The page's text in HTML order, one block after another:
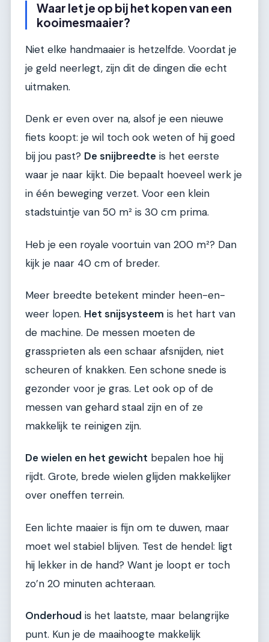
Waar let je op bij het kopen van een
kooimesmaaier?
Niet elke handmaaier is hetzelfde. Voordat je
je geld neerlegt, zijn dit de dingen die echt
uitmaken.
Denk er even over na, alsof je een nieuwe
fiets koopt: je wil toch ook weten of hij goed
bij jou past? De snijbreedte is het eerste
waar je naar kijkt. Die bepaalt hoeveel werk je
in één beweging verzet. Voor een klein
stadstuintje van 50 m² is 30 cm prima.
Heb je een royale voortuin van 200 m²? Dan
kijk je naar 40 cm of breder.
Meer breedte betekent minder heen-en-
weer lopen. Het snijsysteem is het hart van
de machine. De messen moeten de
grassprieten als een schaar afsnijden, niet
scheuren of knakken. Een schone snede is
gezonder voor je gras. Let ook op of de
messen van gehard staal zijn en of ze
makkelijk te reinigen zijn.
De wielen en het gewicht bepalen hoe hij
rijdt. Grote, brede wielen glijden makkelijker
over oneffen terrein.
Een lichte maaier is fijn om te duwen, maar
moet wel stabiel blijven. Test de hendel: ligt
hij lekker in de hand? Want je loopt er toch
zo’n 20 minuten achteraan.
Onderhoud is het laatste, maar belangrijke
punt. Kun je de maaihoogte makkelijk